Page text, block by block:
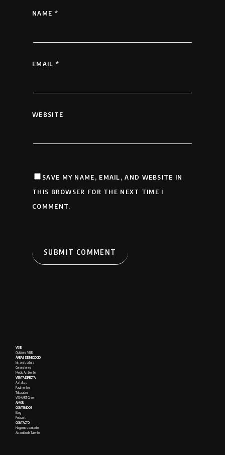
NAME *
EMAIL *
WEBSITE
SAVE MY NAME, EMAIL, AND WEBSITE IN
THIS BROWSER FOR THE NEXT TIME I
COMMENT.
VISE
Quién es VISE
ÁREAS DE NEGOCIO
Infraestructura
Concesiones
Medio Ambiente
VENTA DIRECTA
Asfaltos
Pavimentos
Triturados
VISMART Green
AMOR
CONTENIDOS
Blog
Podcast
CONTACTO
Hagamos contacto
Atracción de Talento